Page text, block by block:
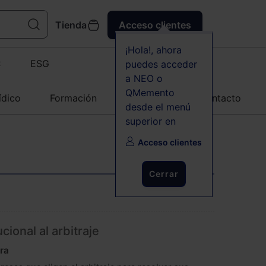
Tienda Acceso clientes
¡Hola!, ahora
puedes acceder
a NEO o
QMemento
desde el menú
superior en
Acceso clientes
Cerrar
ESG
Formación Agenda Contacto
al arbitraje